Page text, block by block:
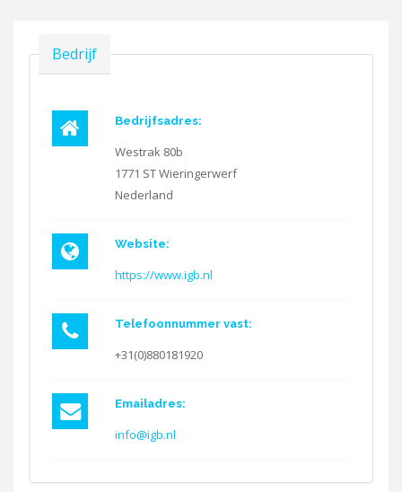
Verbergen
Bedrijf
Bedrijfsadres:
Westrak 80b
1771 STWieringerwerf
Nederland
Website:
https://www.igb.nl
Telefoonnummer vast:
+31(0)880181920
Emailadres:
info@igb.nl